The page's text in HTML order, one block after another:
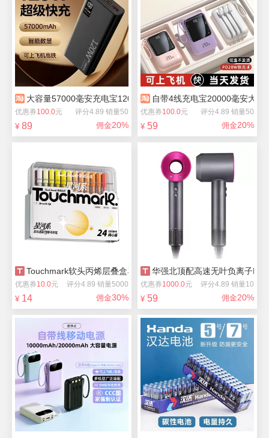
大容量57000毫安充电宝120W超级快充
优惠券100.0元 评分4.89 销量50
¥ 89 佣金20%
自带4线充电宝20000毫安大容
优惠券100.0元 评分4.89 销量50
¥ 59 佣金20%
Touchmark软头丙烯层叠盒马克笔24色
优惠券10.0元 评分4.89 销量5000
¥ 14 佣金30%
华强北顶配高速无叶负离子吹
优惠券1000.0元 评分4.89 销量10
¥ 59 佣金20%